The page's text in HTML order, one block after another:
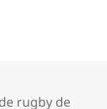
rugby de